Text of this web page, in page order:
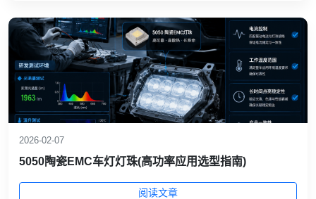
2026-02-07
5050陶瓷EMC车灯灯珠(高功率应用选型指南)
阅读文章